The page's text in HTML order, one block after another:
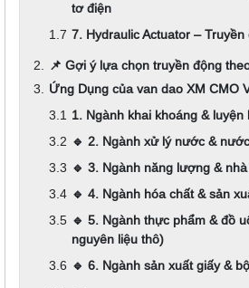
tơ điện
7. Hydraulic Actuator –
📌 Gợi ý lựa chọn truyền động
Ứng Dụng của van dao XM CMO
1. Ngành khai khoáng & luyện
🔹 2. Ngành xử lý nước &
🔹 3. Ngành năng lượng &
🔹 4. Ngành hóa chất & sản
🔹 5. Ngành thực phẩm & đồ
nguyên liệu thô)
🔹 6. Ngành sản xuất giấy &